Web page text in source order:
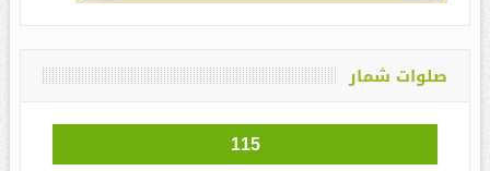
صلوات شمار
115